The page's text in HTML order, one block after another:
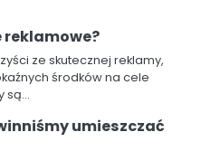
reklamowe?
ze skutecznej reklamy,
środków na cele
są…
umieszczać